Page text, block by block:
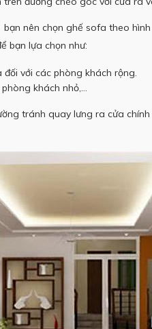
bạn nên chọn ghế sofa theo
bạn lựa chọn như:
với các phòng khách rộng.
khách nhỏ,…
tránh quay lưng ra cửa